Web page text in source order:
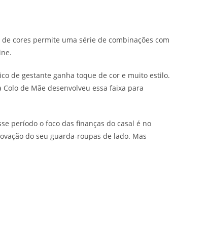
cores permite uma série de combinações com
de gestante ganha toque de cor e muito estilo.
de Mãe desenvolveu essa faixa para
período o foco das finanças do casal é no
do seu guarda-roupas de lado. Mas